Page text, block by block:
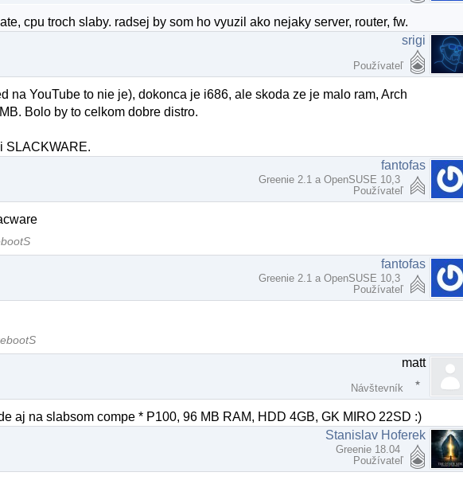
cpu troch slaby. radsej by som ho vyuzil ako nejaky server, router, fw.
srigi
Používateľ
na YouTube to nie je), dokonca je i686, ale skoda ze je malo ram, Arch
Bolo by to celkom dobre distro.
SLACKWARE.
fantofas
Greenie 2.1 a OpenSUSE 10,3
Používateľ
fantofas
Greenie 2.1 a OpenSUSE 10,3
Používateľ
matt
Návštevník
aj na slabsom compe * P100, 96 MB RAM, HDD 4GB, GK MIRO 22SD :)
Stanislav Hoferek
Greenie 18.04
Používateľ